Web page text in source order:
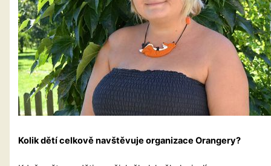
Kolik dětí celkově navštěvuje organizace Orangery?